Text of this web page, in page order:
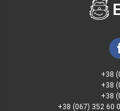
+38
+38
+38
+38 (067) 352 60